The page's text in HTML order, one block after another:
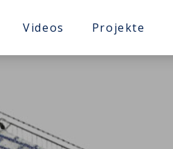
Videos Projekte